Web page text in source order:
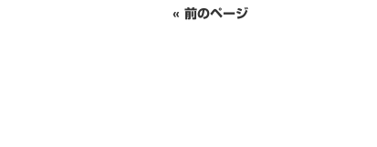
« 前のページ